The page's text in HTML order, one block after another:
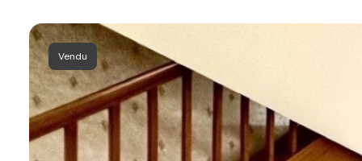
MES
VENDUS
ESTIMATION
ALERTE
Vendu